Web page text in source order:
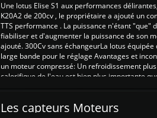
Une lotus Elise S1 aux performances
K20A2 de 200cv , le propriétaire a ajouté un
TTS performance . La puissance n'étant "que"
fiabiliser et d'augmenter la puissance de son
ajouté. 300Cv sans échangeurLa lotus
large bande pour le réglage Avantages et
un moteur compressé: Un refroidissement
calorifique de l'eau est bien plus importante que
Les capteurs Moteurs